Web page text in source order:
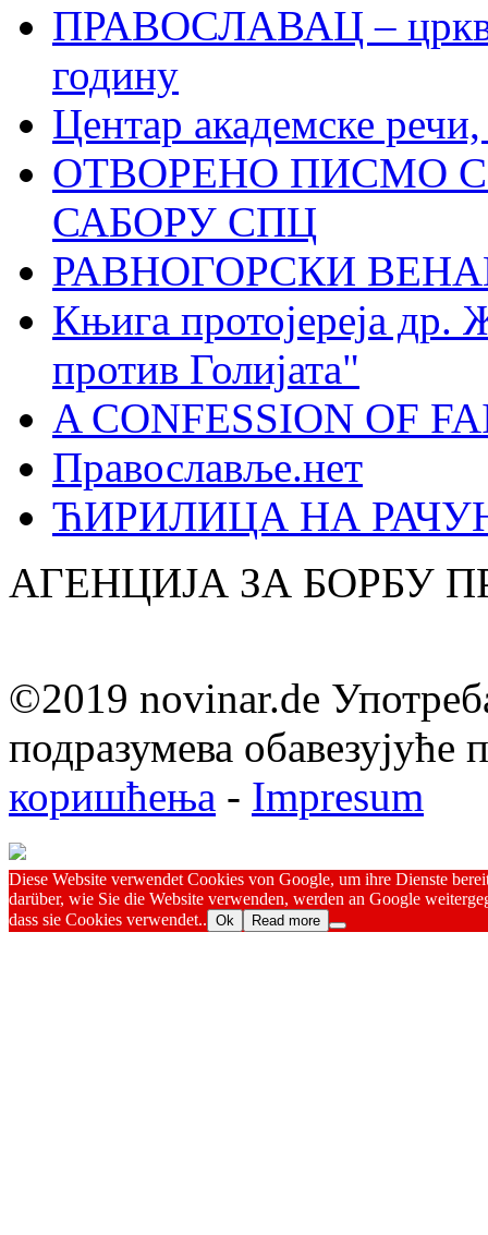
ПРАВОСЛАВАЦ –
годину
Центар академске
ОТВОРЕНО ПИСМО
САБОРУ СПЦ
РАВНОГОРСКИ
Књига протојереја др.
против Голијата"
A CONFESSION OF
Православље.нет
ЋИРИЛИЦА НА
АГЕНЦИЈА ЗА БОРБУ
©2019 novinar.de
подразумева обавезујуће
коришћења - Impresum
Diese Website verwendet Cookies von Google, um ihre Dienste
darüber, wie Sie die Website verwenden, werden an Google
dass sie Cookies verwendet.. Ok Read more